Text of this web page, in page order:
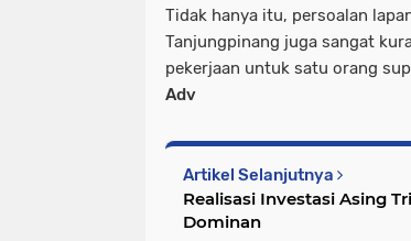
Tidak hanya itu, persoalan
Tanjungpinang juga sangat
pekerjaan untuk satu orang
Adv
Artikel Selanjutnya
Realisasi Investasi Asing
Dominan